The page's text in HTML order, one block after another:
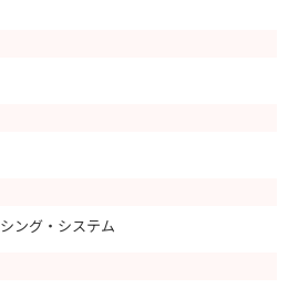
ング・システム